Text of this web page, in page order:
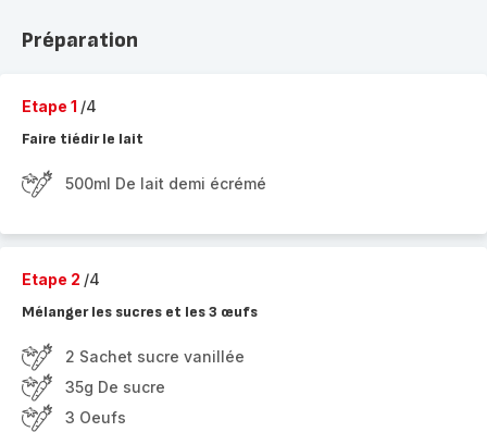
Préparation
Etape 1 /4
Faire tiédir le lait
500ml De lait demi écrémé
Etape 2 /4
Mélanger les sucres et les 3 œufs
2 Sachet sucre vanillée
35g De sucre
3 Oeufs